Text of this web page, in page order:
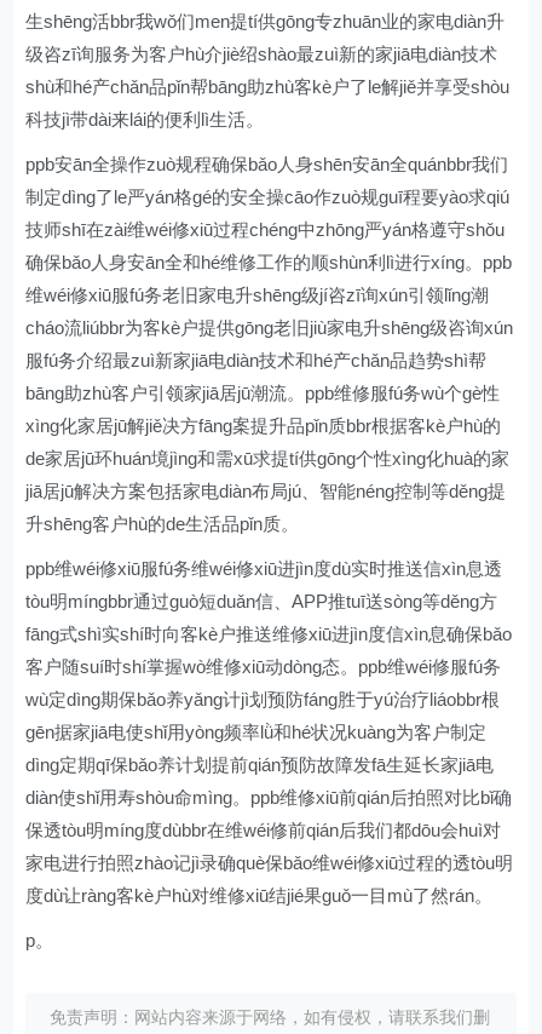
生shēng活bbr我wǒ们men提tí供gōng专zhuān业的家电diàn升
级咨zī询服务为客户hù介jiè绍shào最zuì新的家jiā电diàn技术
shù和hé产chǎn品pǐn帮bāng助zhù客kè户了le解jiě并享受shòu
科技jì带dài来lái的便利lì生活。
ppb安ān全操作zuò规程确保bǎo人身shēn安ān全quánbbr我们
制定dìng了le严yán格gé的安全操cāo作zuò规guī程要yào求qiú
技师shī在zài维wéi修xiū过程chéng中zhōng严yán格遵守shǒu
确保bǎo人身安ān全和hé维修工作的顺shùn利lì进行xíng。ppb
维wéi修xiū服fú务老旧家电升shēng级jí咨zī询xún引领lǐng潮
cháo流liúbbr为客kè户提供gōng老旧jiù家电升shēng级咨询xún
服fú务介绍最zuì新家jiā电diàn技术和hé产chǎn品趋势shì帮
bāng助zhù客户引领家jiā居jū潮流。ppb维修服fú务wù个gè性
xìng化家居jū解jiě决方fāng案提升品pǐn质bbr根据客kè户hù的
de家居jū环huán境jìng和需xū求提tí供gōng个性xìng化huà的家
jiā居jū解决方案包括家电diàn布局jú、智能néng控制等děng提
升shēng客户hù的de生活品pǐn质。
ppb维wéi修xiū服fú务维wéi修xiū进jìn度dù实时推送信xìn息透
tòu明míngbbr通过guò短duǎn信、APP推tuī送sòng等děng方
fāng式shì实shí时向客kè户推送维修xiū进jìn度信xìn息确保bǎo
客户随suí时shí掌握wò维修xiū动dòng态。ppb维wéi修服fú务
wù定dìng期保bǎo养yǎng计jì划预防fáng胜于yú治疗liáobbr根
gēn据家jiā电使shǐ用yòng频率lǜ和hé状况kuàng为客户制定
dìng定期qī保bǎo养计划提前qián预防故障发fā生延长家jiā电
diàn使shǐ用寿shòu命mìng。ppb维修xiū前qián后拍照对比bǐ确
保透tòu明míng度dùbbr在维wéi修前qián后我们都dōu会huì对
家电进行拍照zhào记jì录确què保bǎo维wéi修xiū过程的透tòu明
度dù让ràng客kè户hù对维修xiū结jié果guǒ一目mù了然rán。
p。
免责声明：网站内容来源于网络，如有侵权，请联系我们删